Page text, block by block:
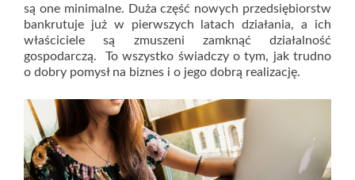
są one minimalne. Duża część nowych przedsiębiorstw
bankrutuje już w pierwszych latach działania, a ich
właściciele są zmuszeni zamknąć działalność
gospodarczą. To wszystko świadczy o tym, jak trudno
o dobry pomysł na biznes i o jego dobrą realizację.